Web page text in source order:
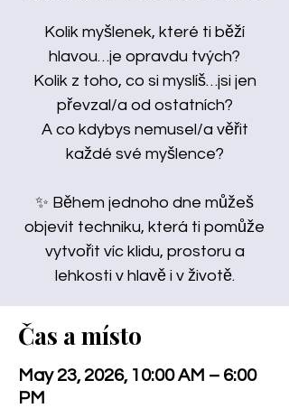
Kolik myšlenek, které ti běží
hlavou…je opravdu tvých?
Kolik z toho, co si myslíš…jsi jen
převzal/a od ostatních?
A co kdybys nemusel/a věřit
každé své myšlence?
✨ Během jednoho dne můžeš
objevit techniku, která ti pomůže
vytvořit víc klidu, prostoru a
lehkosti v hlavě i v životě.
Čas a místo
May 23, 2026, 10:00 AM – 6:00
PM